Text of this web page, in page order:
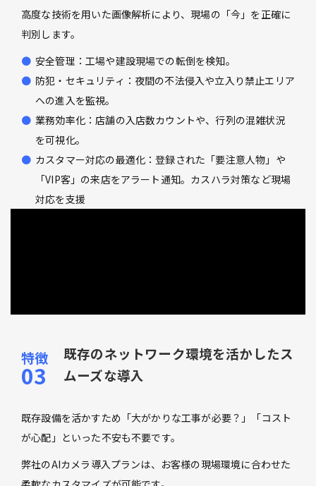
高度な技術を用いた画像解析により、現場の「今」を正確に
判別します。
安全管理：工場や建設現場での転倒を検知。
防犯・セキュリティ：夜間の不法侵入や立入り禁止エリア
への進入を監視。
業務効率化：店舗の入店数カウントや、行列の混雑状況
を可視化。
カスタマー対応の最適化：登録された「要注意人物」や
「VIP客」の来店をアラート通知。カスハラ対策など現場
対応を支援
既存のネットワーク環境を活かしたス
ムーズな導入
既存設備を活かすため「大がかりな工事が必要？」「コスト
が心配」といった不安も不要です。
弊社のAIカメラ導入プランは、お客様の現場環境に合わせた